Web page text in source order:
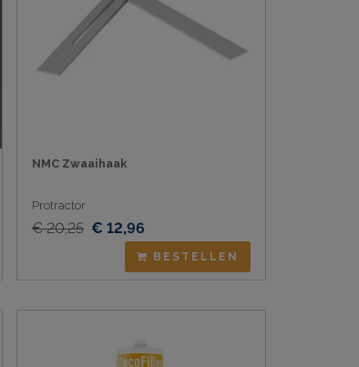
NMC Zwaaihaak
Protractor
€ 20,25 € 12,96
BESTELLEN